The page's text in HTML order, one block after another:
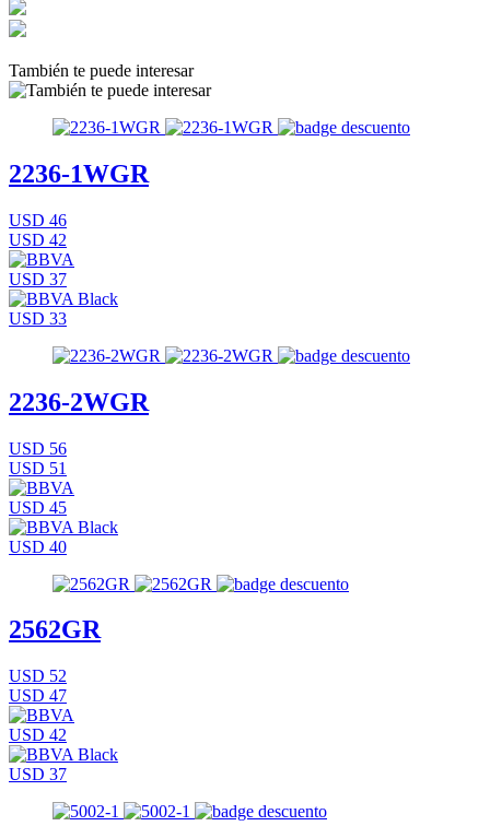
También te puede interesar
2236-1WGR
USD 46
USD 42
USD 37
USD 33
2236-2WGR
USD 56
USD 51
USD 45
USD 40
2562GR
USD 52
USD 47
USD 42
USD 37